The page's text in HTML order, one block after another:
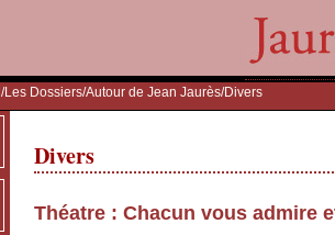
/Les Dossiers/Autour de Jean Jaurès/Divers
Divers
Théatre : Chacun vous admire